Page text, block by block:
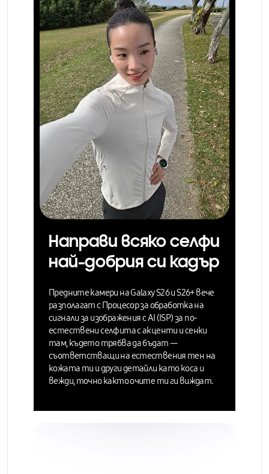
Направи всяко селфи
най-добрия си кадър
Предните камери на Galaxy S26 и S26+ вече
разполагат сПроцесор за обработка на
сигнали за изображения с AI (ISP)за по-
естествени селфита с акценти и сенки
там, където трябва да бъдат —
съответстващи на естествения тен на
кожата ти и други детайли като коса и
вежди,точно както очите ти ги виждат.